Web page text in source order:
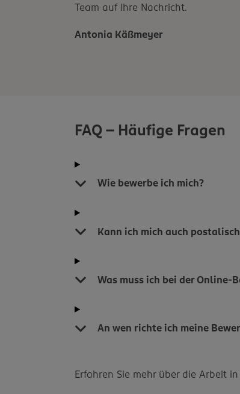
Team auf Ihre Nachricht.
Antonia Käßmeyer
FAQ - Häufige Fragen
Wie bewerbe ich mich?
Kann ich mich auch
Was muss ich bei der Online-
An wen richte ich meine
Erfahren Sie mehr über die Arbeit